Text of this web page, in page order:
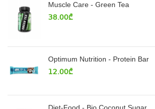
Muscle Care - Green Tea
38.00₾
Optimum Nutrition - Protein Bar
12.00₾